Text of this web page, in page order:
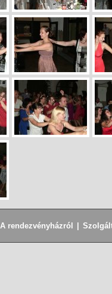
A rendezvényházról |